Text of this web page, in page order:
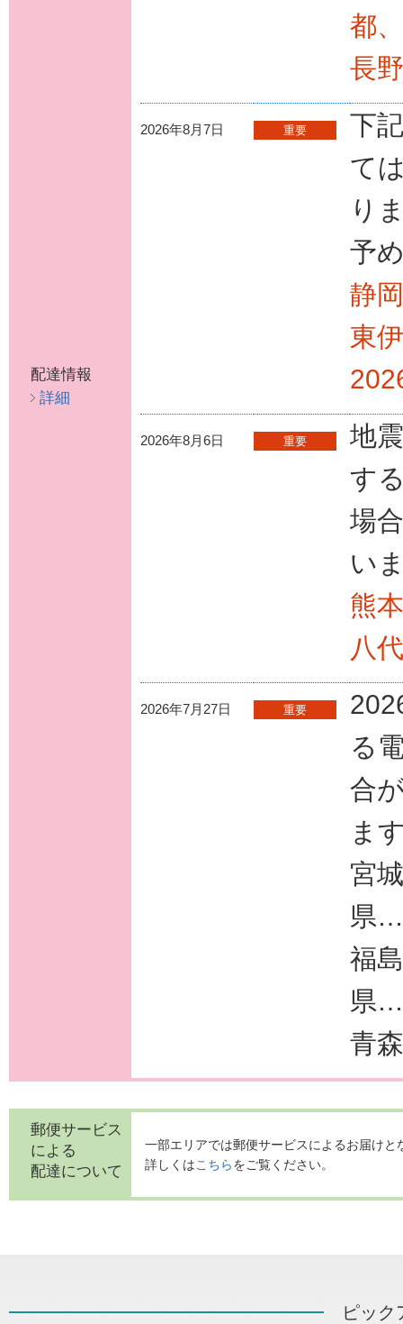
配達情報
詳細
都
長
2026年8月7日 重要
下
て
り
予
静
東
2026年8月6日 重要
地
す
場
い
熊
八
2026年7月27日 重要
る
合
ま
県…
県…
青
郵便サービス
による
配達について
一部エリアでは郵便サービスによるお届けと
詳しくはこちらをご覧ください。
ピック